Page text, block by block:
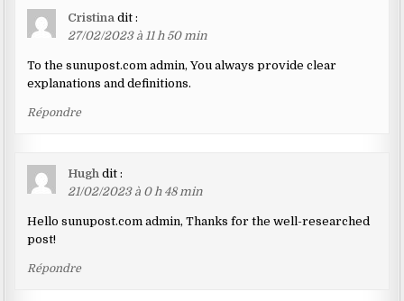
Cristina dit :
27/02/2023 à 11 h 50 min
To the sunupost.com admin, You always provide clear
explanations and definitions.
Répondre
Hugh dit :
21/02/2023 à 0 h 48 min
Hello sunupost.com admin, Thanks for the well-researched
post!
Répondre